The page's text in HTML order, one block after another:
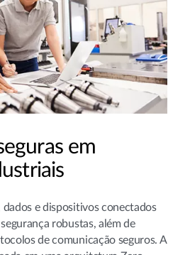
em
e dispositivos conectados
robustas, além de
de comunicação seguros. A